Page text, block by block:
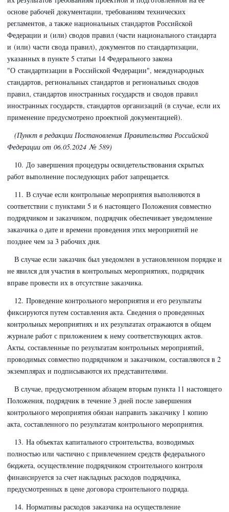
основе рабочей документации, требованиям технических
регламентов, а также национальных стандартов Российской
Федерации и (или) сводов правил (части национального стандарта
и (или) части свода правил), документов по стандартизации,
указанных в пункте 5 статьи 14 Федерального закона
"О стандартизации в Российской Федерации", международных
стандартов, региональных стандартов и региональных сводов
правил, стандартов иностранных государств и сводов правил
иностранных государств, стандартов организаций (в случае, если их
применение предусмотрено проектной документацией).
(Пункт в редакции Постановления Правительства Российской
Федерации от 06.05.2024 № 589)
10. До завершения процедуры освидетельствования скрытых
работ выполнение последующих работ запрещается.
11. В случае если контрольные мероприятия выполняются в
соответствии с пунктами 5 и 6 настоящего Положения совместно
подрядчиком и заказчиком, подрядчик обеспечивает уведомление
заказчика о дате и времени проведения этих мероприятий не
позднее чем за 3 рабочих дня.
В случае если заказчик был уведомлен в установленном порядке и
не явился для участия в контрольных мероприятиях, подрядчик
вправе провести их в отсутствие заказчика.
12. Проведение контрольного мероприятия и его результаты
фиксируются путем составления акта. Сведения о проведенных
контрольных мероприятиях и их результатах отражаются в общем
журнале работ с приложением к нему соответствующих актов.
Акты, составленные по результатам контрольных мероприятий,
проводимых совместно подрядчиком и заказчиком, составляются в 2
экземплярах и подписываются их представителями.
В случае, предусмотренном абзацем вторым пункта 11 настоящего
Положения, подрядчик в течение 3 дней после завершения
контрольного мероприятия обязан направить заказчику 1 копию
акта, составленного по результатам контрольного мероприятия.
13. На объектах капитального строительства, возводимых
полностью или частично с привлечением средств федерального
бюджета, осуществление подрядчиком строительного контроля
финансируется за счет накладных расходов подрядчика,
предусмотренных в цене договора строительного подряда.
14. Нормативы расходов заказчика на осуществление